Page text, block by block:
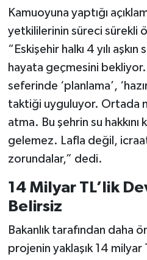
Kamuoyuna yaptığı
yetkililerinin süreci sürekli
“Eskişehir halkı 4 yılı
hayata geçmesini
seferinde ‘planlama’,
taktiği uyguluyor. Ortada
atma. Bu şehrin su
gelemez. Lafla değil,
zorundalar,” dedi.
14 Milyar TL’lik
Belirsiz
Bakanlık tarafından daha
projenin yaklaşık 14